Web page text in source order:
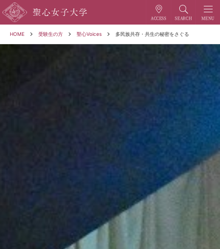
HOME 受験生の方 聖心Voices 多民族共存・共生の秘密をさぐる